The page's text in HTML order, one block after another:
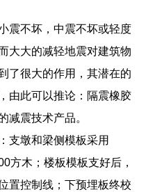
震不坏，中震不坏或轻度
大大的减轻地震对建筑物
了很大的作用，其潜在的
由此可以推论：隔震橡胶
减震技术产品。
支墩和梁侧模板采用
方木；楼板模板支好后，
置控制线；下预埋板终校